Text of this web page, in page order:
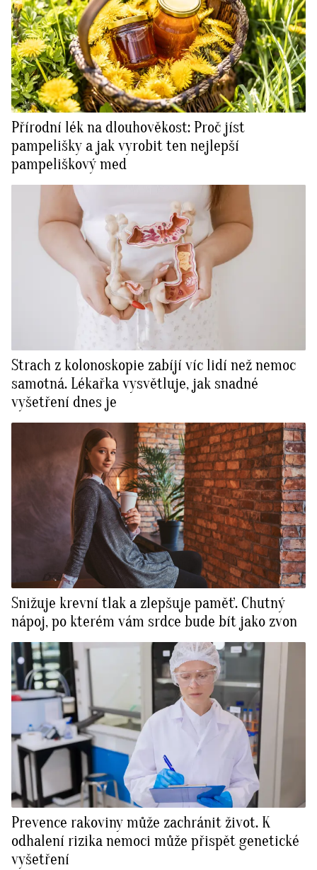
Přírodní lék na dlouhověkost: Proč jíst
pampelišky a jak vyrobit ten nejlepší
pampeliškový med
Strach z kolonoskopie zabíjí víc lidí než nemoc
samotná. Lékařka vysvětluje, jak snadné
vyšetření dnes je
Snižuje krevní tlak a zlepšuje paměť. Chutný
nápoj, po kterém vám srdce bude bít jako zvon
Prevence rakoviny může zachránit život. K
odhalení rizika nemoci může přispět genetické
vyšetření